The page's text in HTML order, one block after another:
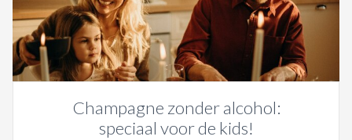
Champagne zonder alcohol:
speciaal voor de kids!